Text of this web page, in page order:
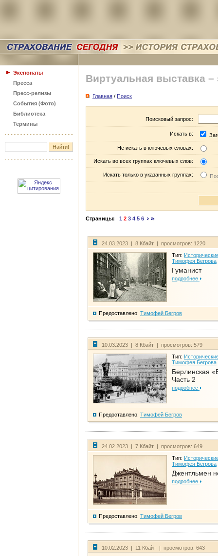
Экспонаты
Пресса
Пресс-релизы
События (Фото)
Библиотека
Термины
Виртуальная выставка –
Главная / Поиск
Поисковый запрос:
Искать в:
Не искать в ключевых словах:
Искать во всех группах ключевых слов:
Искать только в указанных группах:
Страницы: 1 2 3 4 5 6
24.03.2023 | 8 Кбайт | просмотров: 1220
Тип:
Тимофея Бегрова
Гуманист
подробнее
Предоставлено: Тимофей Бегров
10.03.2023 | 8 Кбайт | просмотров: 579
Тип:
Тимофея Бегрова
Берлинская
Часть 2
подробнее
Предоставлено: Тимофей Бегров
24.02.2023 | 7 Кбайт | просмотров: 649
Тип:
Тимофея Бегрова
Джентльмен
подробнее
Предоставлено: Тимофей Бегров
10.02.2023 | 11 Кбайт | просмотров: 643